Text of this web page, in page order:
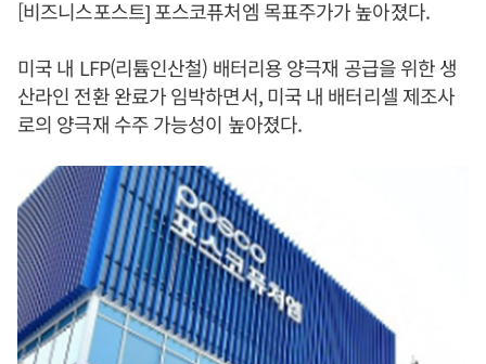
[비즈니스포스트] 포스코퓨처엠 목표주가가 높아졌다.
미국 내 LFP(리튬인산철) 배터리용 양극재 공급을 위한 생
산라인 전환 완료가 임박하면서, 미국 내 배터리셀 제조사
로의 양극재 수주 가능성이 높아졌다.